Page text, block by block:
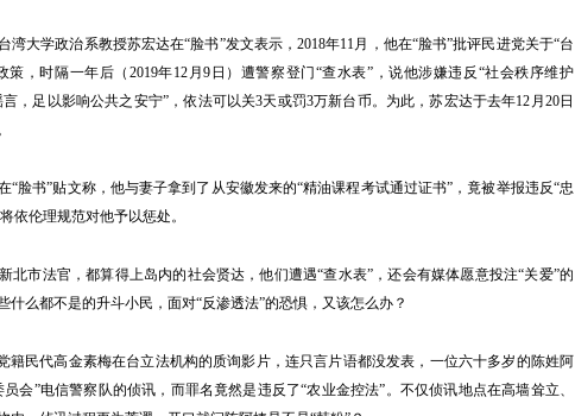
大学政治系教授苏宏达在“脸书”发文表示，2018年11月，他在“脸书”批评民进党关于“台
策，时隔一年后（2019年12月9日）遭警察登门“查水表”，说他涉嫌违反“社会秩序维护
言，足以影响公共之安宁”，依法可以关3天或罚3万新台币。为此，苏宏达于去年12月20日
书”贴文称，他与妻子拿到了从安徽发来的“精油课程考试通过证书”，竟被举报违反“忠
依伦理规范对他予以惩处。
市法官，都算得上岛内的社会贤达，他们遭遇“查水表”，还会有媒体愿意投注“关爱”的
什么都不是的升斗小民，面对“反渗透法”的恐惧，又该怎么办？
民代高金素梅在台立法机构的质询影片，连只言片语都没发表，一位六十多岁的陈姓阿
会”电信警察队的侦讯，而罪名竟然是违反了“农业金控法”。不仅侦讯地点在高墙耸立、